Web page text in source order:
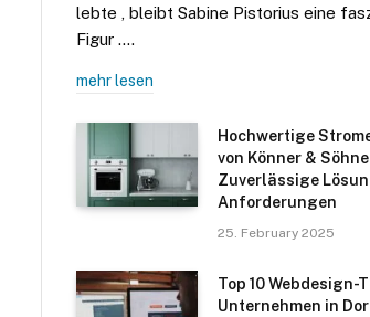
lebte , bleibt Sabine Pistorius eine
Figur .…
mehr lesen
Hochwertige
von Könner &
Zuverlässige
Anforderungen
25. February 2025
Top 10 Webdesign-
Unternehmen in